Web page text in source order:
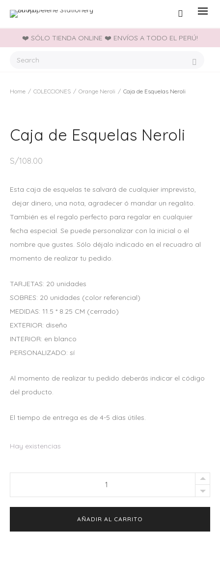
❤️ SÓLO TIENDA ONLINE ❤️ ENVÍOS A TODO EL PERÚ!
Home / COLECCIONES / Orange Neroli / Caja de Esquelas Neroli
Caja de Esquelas Neroli
S/108.00
Esta caja de esquelas te salvará de cualquier imprevisto,
dejar dinero, una nota, agradecer ó mandar un regalito.
También es el regalo perfecto para regalar en cualquier
fecha especial. Se puede personalizar con la inicial o el
nombre que gustes. Sólo déjalo indicado en el recuadro al
momento de realizar tu pedido.
TARJETAS: 20 unidades
SOBRES: 20 unidades (color referencial)
MEDIDAS: 11.5 * 8.25 CM (cerrado)
EXTERIOR: diseño
INTERIOR: en blanco
PERSONALIZADO: sí
Al momento de realizar tu pedido deberás indicar el código
del producto.
El tiempo de entrega es de 4-5 días útiles.
Hay existencias
Esquelas
quantity
AÑADIR AL CARRITO